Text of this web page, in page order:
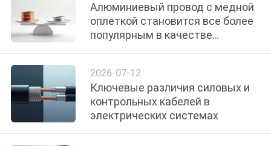
НОВОСТИ
BLOG
ОТПРАВИТЬ
ЗАПРОС
Алюминиевый провод с медной
оплеткой становится все более
популярным в качестве
2026-07-12
Ключевые различия силовых и
контрольных кабелей в
электрических системах